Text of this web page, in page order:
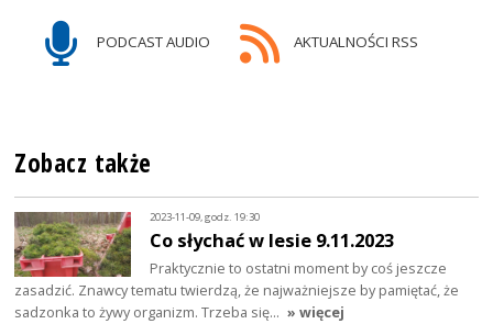
PODCAST AUDIO AKTUALNOŚCI RSS
Zobacz także
2023-11-09, godz. 19:30
Co słychać w lesie 9.11.2023
Praktycznie to ostatni moment by coś jeszcze
zasadzić. Znawcy tematu twierdzą, że najważniejsze by pamiętać, że
sadzonka to żywy organizm. Trzeba się… » więcej